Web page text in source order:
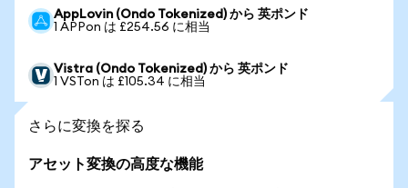
AppLovin (Ondo Tokenized) から 英ポンド
1 APPon は £254.56 に相当
Vistra (Ondo Tokenized) から 英ポンド
1 VSTon は £105.34 に相当
さらに変換を探る
アセット変換の高度な機能